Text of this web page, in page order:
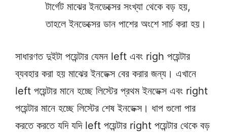
টার্গেট মাঝের ইনডেক্সের সংখ্যা থেকে বড় হয়,
তাহলে ইনডেক্সের ডান পাশের অংশে সার্চ করা হয়।
সাধারণত দুইটা পয়েন্টার যেমন left এবং righ পয়েন্টার
ব্যবহার করা হয় মাঝের ইনডেক্স বের করার জন্য। এখানে
left পয়েন্টার মানে হচ্ছে লিস্টের প্রথম ইনডেক্স এবং right
পয়েন্টার মানে হচ্ছে লিস্টের শেষ ইনডেক্স। ধাপ গুলো পার
করতে করতে যদি যদি left পয়েন্টার right পয়েন্টার থেকে বড়